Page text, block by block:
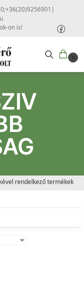
|
on is!
0
rendelkező termékek